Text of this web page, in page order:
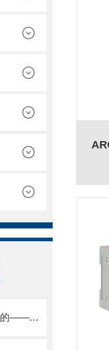
零碳园区不是口号，是算出来的——从容量规划到实时调度，全链路拆解